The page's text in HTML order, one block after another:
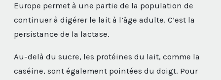
Europe permet à une partie de la population de
continuer à digérer le lait à l’âge adulte. C’est la
persistance de la lactase.
Au-delà du sucre, les protéines du lait, comme la
caséine, sont également pointées du doigt. Pour